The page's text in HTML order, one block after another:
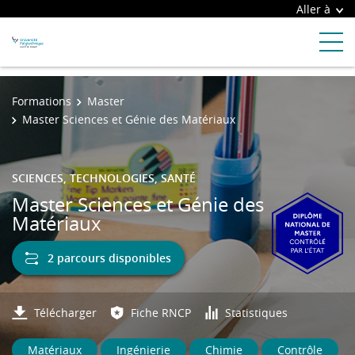
Aller à
Formations
Master
Master Sciences et Génie des Matériaux
SCIENCES, TECHNOLOGIES, SANTÉ
Master Sciences et Génie des
Matériaux
2 parcours disponibles
Télécharger Fiche RNCP Statistiques
Matériaux Ingénierie Chimie Contrôle